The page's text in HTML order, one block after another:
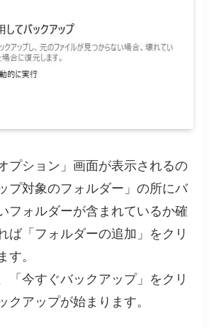
プション」画面が表示されるの
プ対象のフォルダー」の所にバ
フォルダーが含まれているか確
ば「フォルダーの追加」をクリ
す。
「今すぐバックアップ」をクリ
クアップが始まります。